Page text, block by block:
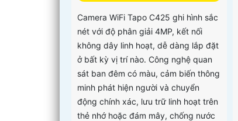
Camera WiFi Tapo C425 ghi hình sắc
nét với độ phân giải 4MP, kết nối
không dây linh hoạt, dễ dàng lắp đặt
ở bất kỳ vị trí nào. Công nghệ quan
sát ban đêm có màu, cảm biến thông
minh phát hiện người và chuyển
động chính xác, lưu trữ linh hoạt trên
thẻ nhớ hoặc đám mây, chống nước